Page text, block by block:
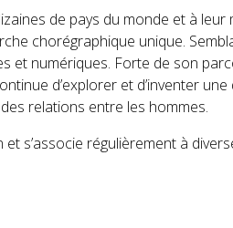
de pays du monde et à leur
chorégraphique unique.
et numériques. Forte de son
d’explorer et d’inventer
relations entre les hommes.
s’associe régulièrement à